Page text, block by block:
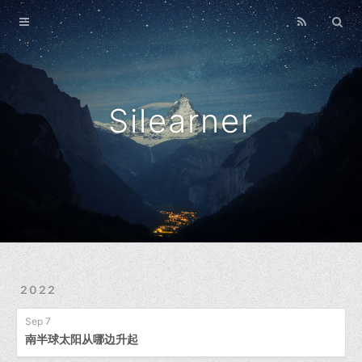
Silearner
2022
Sep 7
南半球太阳从哪边升起
Blog
Archives